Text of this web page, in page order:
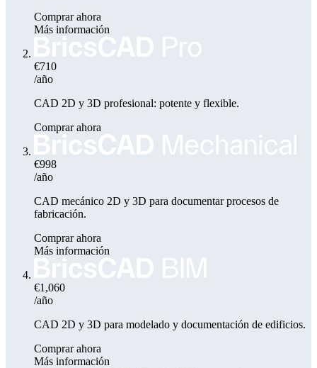
Comprar ahora
Más información
€710
/año
CAD 2D y 3D profesional: potente y flexible.
Comprar ahora
€998
/año
CAD mecánico 2D y 3D para documentar procesos de
fabricación.
Comprar ahora
Más información
€1,060
/año
CAD 2D y 3D para modelado y documentación de edificios.
Comprar ahora
Más información